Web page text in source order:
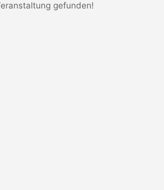
gefunden!